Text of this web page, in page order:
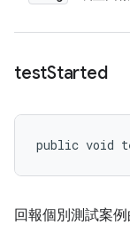
testStarted
public void
回報個別測試案例